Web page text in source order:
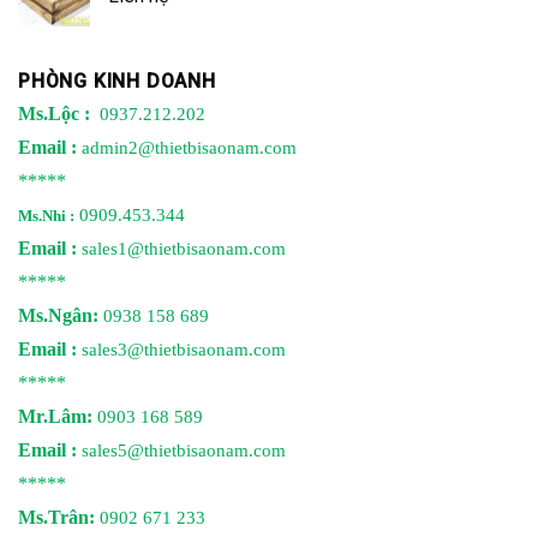
PHÒNG KINH DOANH
Ms.Lộc : 0937.212.202
Email : admin2@thietbisaonam.com
*****
Ms.Nhi : 0909.453.344
Email : sales1@thietbisaonam.com
*****
Ms.Ngân: 0938 158 689
Email : sales3@thietbisaonam.com
*****
Mr.Lâm: 0903 168 589
Email : sales5@thietbisaonam.com
*****
Ms.Trân: 0902 671 233